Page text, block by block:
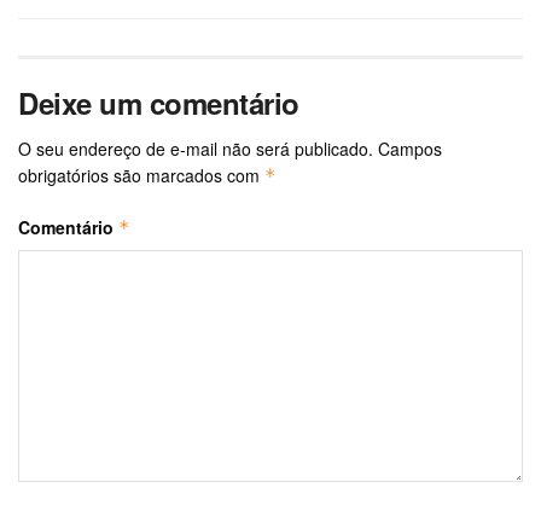
Deixe um comentário
O seu endereço de e-mail não será publicado. Campos
obrigatórios são marcados com *
Comentário *